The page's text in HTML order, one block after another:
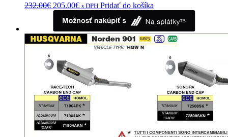
232.00€ Pôvodná
cena
bola:
232.00€.
205.00€Aktuálna
je:
205.00€.
s DPH Pridať do košíka